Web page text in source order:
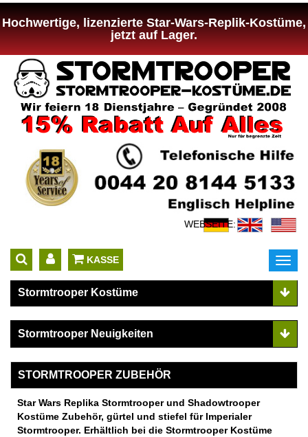
Hochwertige, lizenzierte Star-Wars-Replik-Kostüme,
jetzt auf Lager.
WEBSEITE:
KASSE
Stormtrooper Kostüme
Stormtrooper Neuigkeiten
STORMTROOPER ZUBEHÖR
Star Wars Replika Stormtrooper und Shadowtrooper
Kostüme Zubehör, gürtel und stiefel für Imperialer
Stormtrooper. Erhältlich bei die Stormtrooper Kostüme